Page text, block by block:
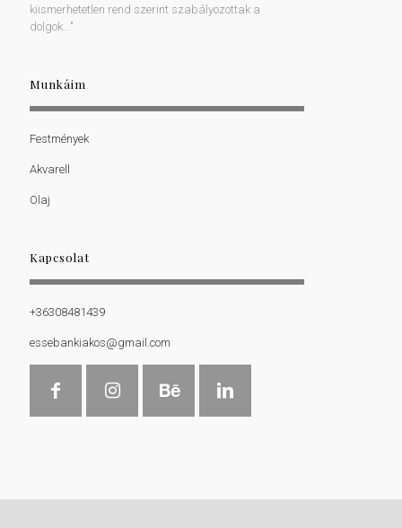
kiismerhetetlen rend szerint szabályozottak a
dolgok..."
Munkáim
Festmények
Akvarell
Olaj
Kapcsolat
+36308481439
essebankiakos@gmail.com